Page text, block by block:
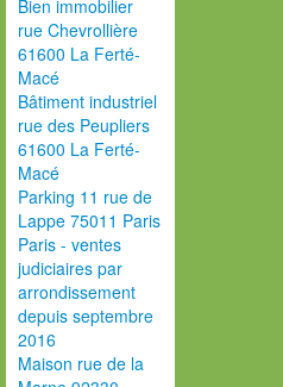
Bien immobilier
rue Chevrollière
61600 La Ferté-
Macé
Bâtiment industriel
rue des Peupliers
61600 La Ferté-
Macé
Parking 11 rue de
Lappe 75011 Paris
Paris - ventes
judiciaires par
arrondissement
depuis septembre
2016
Maison rue de la